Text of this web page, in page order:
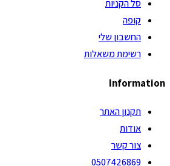
סל הקניות
קופה
החשבון שלי
רשימת משאלות
Information
תקנון האתר
אודות
צור קשר
0507426869